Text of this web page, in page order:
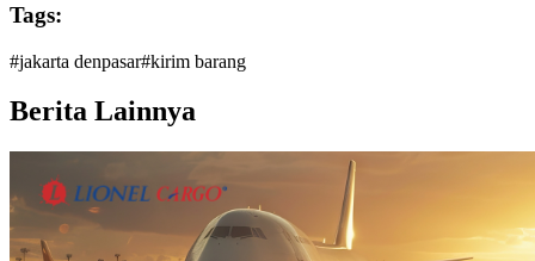
Tags:
#jakarta denpasar#kirim barang
Berita Lainnya